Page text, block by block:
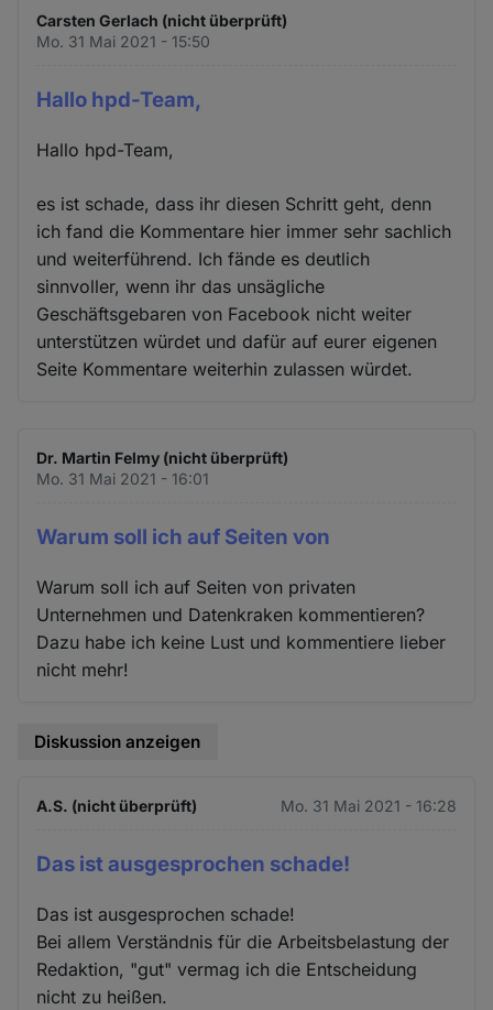
Carsten Gerlach (nicht überprüft)
Mo. 31 Mai 2021 - 15:50
Hallo hpd-Team,
Hallo hpd-Team,
es ist schade, dass ihr diesen Schritt geht, denn
ich fand die Kommentare hier immer sehr sachlich
und weiterführend. Ich fände es deutlich
sinnvoller, wenn ihr das unsägliche
Geschäftsgebaren von Facebook nicht weiter
unterstützen würdet und dafür auf eurer eigenen
Seite Kommentare weiterhin zulassen würdet.
Dr. Martin Felmy (nicht überprüft)
Mo. 31 Mai 2021 - 16:01
Warum soll ich auf Seiten von
Warum soll ich auf Seiten von privaten
Unternehmen und Datenkraken kommentieren?
Dazu habe ich keine Lust und kommentiere lieber
nicht mehr!
Diskussion anzeigen
A.S. (nicht überprüft) Mo. 31 Mai 2021 - 16:28
Das ist ausgesprochen schade!
Das ist ausgesprochen schade!
Bei allem Verständnis für die Arbeitsbelastung der
Redaktion, "gut" vermag ich die Entscheidung
nicht zu heißen.